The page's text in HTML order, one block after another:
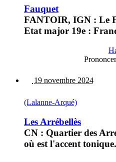
Fauquet
FANTOIR, IGN : Le
Etat major 19e :
19 novembre 2024
(Lalanne-Arqué)
Les Arrébellès
CN : Quartier des
où est l'accent